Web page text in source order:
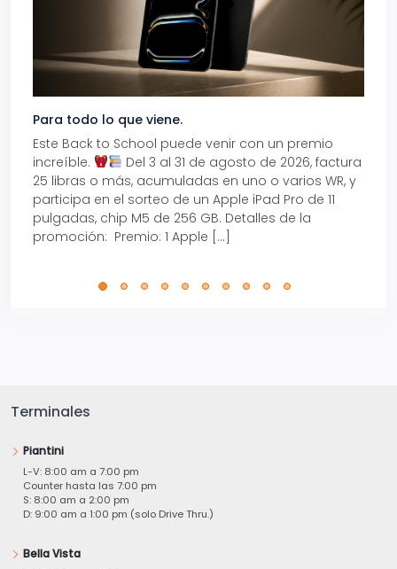
Para todo lo que viene.
Este Back to School puede venir con un premio
increíble.
Del 3 al 31 de agosto de 2026, factura
25 libras o más, acumuladas en uno o varios WR, y
participa en el sorteo de un Apple iPad Pro de 11
pulgadas, chip M5 de 256 GB. Detalles de la
promoción: Premio: 1 Apple […]
Terminales
Piantini
L-V: 8:00 am a 7:00 pm
Counter hasta las 7:00 pm
S: 8:00 am a 2:00 pm
D: 9:00 am a 1:00 pm (solo Drive Thru.)
Bella Vista